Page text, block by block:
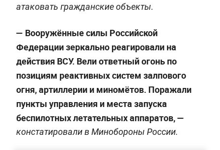
атаковать гражданские объекты.
— Вооружённые силы Российской
Федерации зеркально реагировали на
действия ВСУ. Вели ответный огонь по
позициям реактивных систем залпового
огня, артиллерии и миномётов. Поражали
пункты управления и места запуска
беспилотных летательных аппаратов, —
констатировали в Минобороны России.